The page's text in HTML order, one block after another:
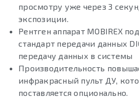
просмотру уже через 3
экспозиции.
Рентген аппарат MOBIREX
стандарт передачи данных
передачу данных в системы
Производительность
инфракрасный пульт ДУ,
поставляется опционально.